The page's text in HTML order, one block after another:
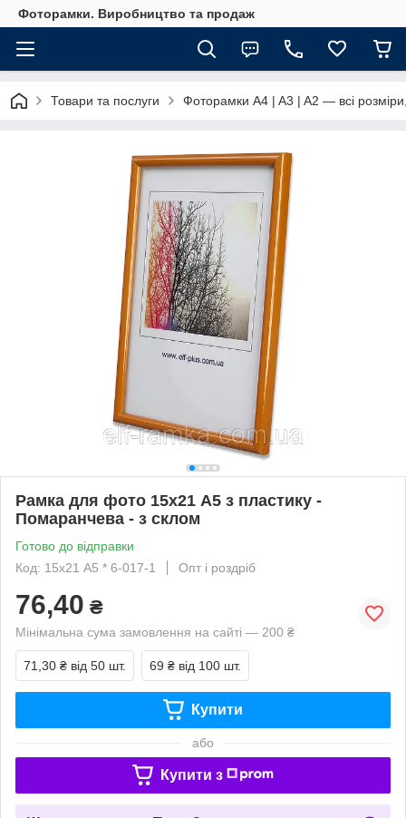
Фоторамки. Виробництво та продаж
Товари та послуги Фоторамки A4 | A3 | A2 — всі
Рамка для фото 15х21 А5 з пластику -
Помаранчева - з склом
Готово до відправки
Код: 15х21 А5 * 6-017-1
Опт і роздріб
76,40 ₴
Мінімальна сума замовлення на сайті — 200 ₴
71,30 ₴ від 50 шт. 69 ₴ від 100 шт.
Купити
або
Купити з